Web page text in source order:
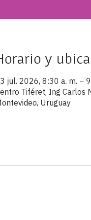
y
jul. 2026, 8:30 a. m. –
Tiféret, Ing Carlos
Uruguay